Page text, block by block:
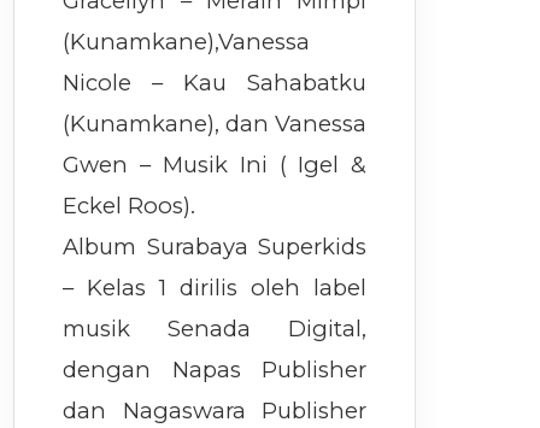
(Kunamkane),Vanessa
Nicole – Kau Sahabatku
(Kunamkane), dan Vanessa
Gwen – Musik Ini ( Igel &
Eckel Roos).
Album Surabaya Superkids
– Kelas 1 dirilis oleh label
musik Senada Digital,
dengan Napas Publisher
dan Nagaswara Publisher